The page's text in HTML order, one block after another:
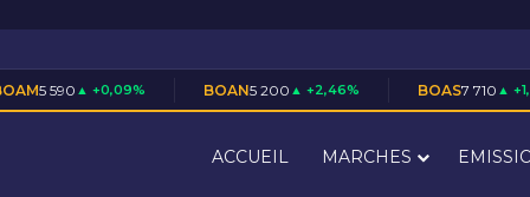
BOAN5 200 ▲ +2,46% BOAS7 710 ▲ +1,45%
ACCUEIL MARCHES